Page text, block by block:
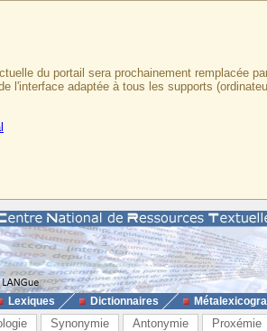
du portail sera prochainement remplacée
l'interface adaptée à tous les supports
Lexiques Dictionnaires
Synonymie Antonymie Proxémie